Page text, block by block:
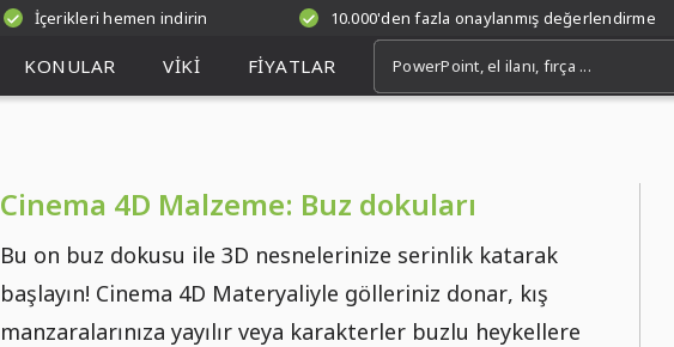
İçerikleri hemen indirin 10.000'den fazla onaylanmış değerlendirme
KONULAR VIKI FIYATLAR
Cinema 4D Malzeme: Buz dokuları
Bu on buz dokusu ile 3D nesnelerinize serinlik katarak
başlayın! Cinema 4D Materyaliyle gölleriniz donar, kış
manzaralarınıza yayılır veya karakterler buzlu heykellere